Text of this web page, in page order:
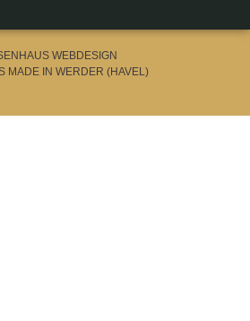
WEBDESIGN
MADE IN WERDER (HAVEL)